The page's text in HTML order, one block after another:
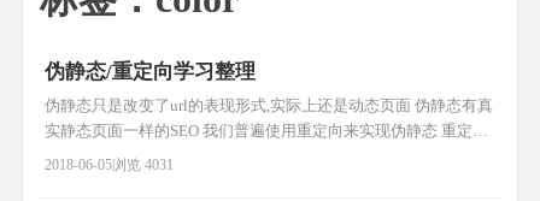
伪静态/重定向学习整理
伪静态只是改变了url的表现形式,实际上还是动态页面 伪静态有真
实静态页面一样的SEO 我们普遍使用重定向来实现伪静态 重定向
http协议中的3XX(主要有302/303) 例: 1.修改apache配置文件
2018-06-05浏览 4031